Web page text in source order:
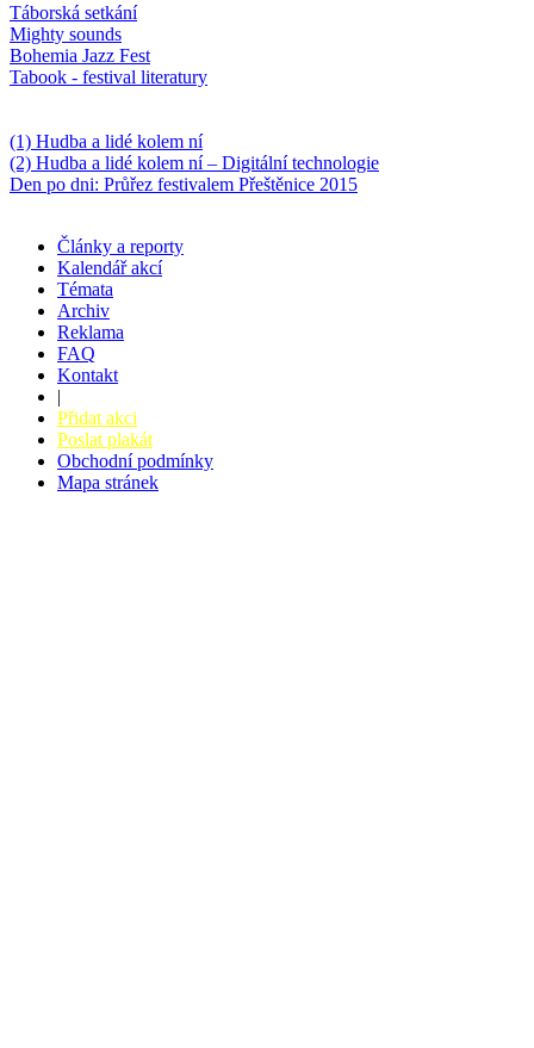
Táborská setkání
Mighty sounds
Bohemia Jazz Fest
Tabook - festival literatury
(1) Hudba a lidé kolem ní
(2) Hudba a lidé kolem ní – Digitální technologie
Den po dni: Průřez festivalem Přeštěnice 2015
Články a reporty
Kalendář akcí
Témata
Archiv
Reklama
FAQ
Kontakt
|
Přidat akci
Poslat plakát
Obchodní podmínky
Mapa stránek